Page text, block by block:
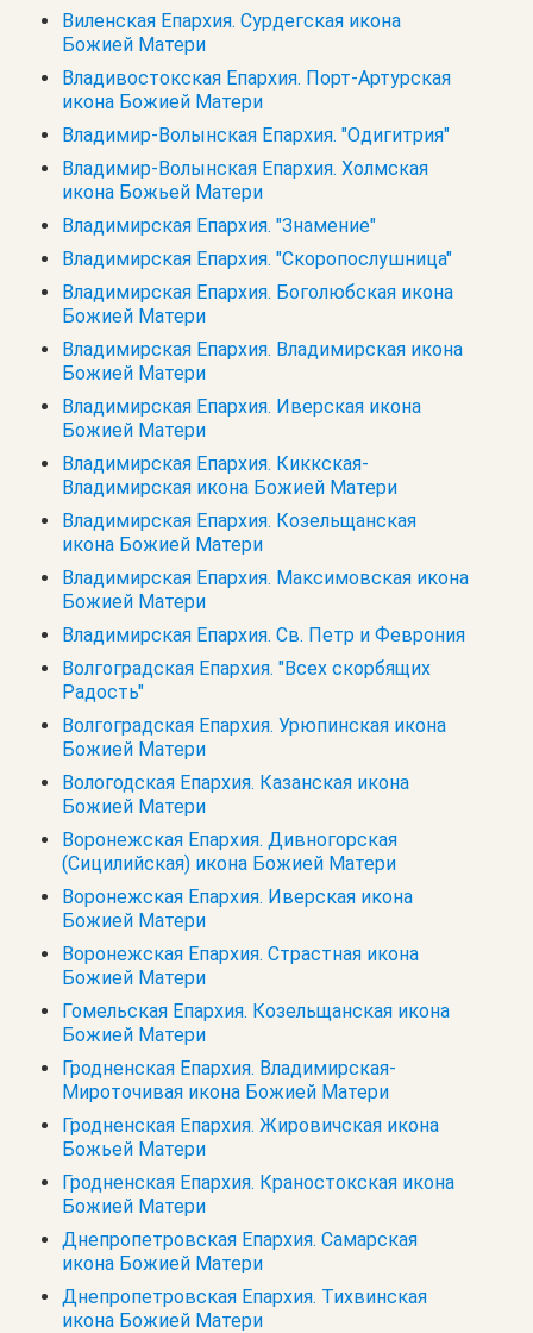
Виленская Епархия. Сурдегская икона
Божией Матери
Владивостокская Епархия. Порт-Артурская
икона Божией Матери
Владимир-Волынская Епархия. "Одигитрия"
Владимир-Волынская Епархия. Холмская
икона Божьей Матери
Владимирская Епархия. "Знамение"
Владимирская Епархия. "Скоропослушница"
Владимирская Епархия. Боголюбская икона
Божией Матери
Владимирская Епархия. Владимирская икона
Божией Матери
Владимирская Епархия. Иверская икона
Божией Матери
Владимирская Епархия. Киккская-
Владимирская икона Божией Матери
Владимирская Епархия. Козельщанская
икона Божией Матери
Владимирская Епархия. Максимовская икона
Божией Матери
Владимирская Епархия. Св. Петр и Феврония
Волгоградская Епархия. "Всех скорбящих
Радость"
Волгоградская Епархия. Урюпинская икона
Божией Матери
Вологодская Епархия. Казанская икона
Божией Матери
Воронежская Епархия. Дивногорская
(Сицилийская) икона Божией Матери
Воронежская Епархия. Иверская икона
Божией Матери
Воронежская Епархия. Страстная икона
Божией Матери
Гомельская Епархия. Козельщанская икона
Божией Матери
Гродненская Епархия. Владимирская-
Мироточивая икона Божией Матери
Гродненская Епархия. Жировичская икона
Божьей Матери
Гродненская Епархия. Краностокская икона
Божией Матери
Днепропетровская Епархия. Самарская
икона Божией Матери
Днепропетровская Епархия. Тихвинская
икона Божией Матери